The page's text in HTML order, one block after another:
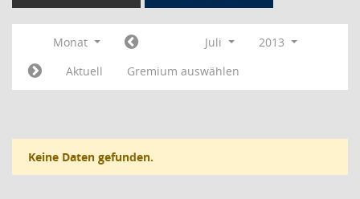
Monat Juli
2013
Aktuell
Gremium auswählen
Keine Daten gefunden.